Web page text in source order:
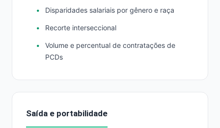
Disparidades salariais por gênero e raça
Recorte interseccional
Volume e percentual de contratações de
PCDs
Saída e portabilidade